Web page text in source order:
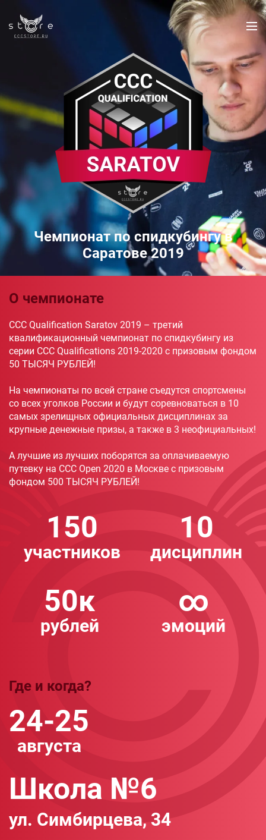
Чемпионат по спидкубингу в
Саратове 2019
О чемпионате
CCC Qualification Saratov 2019 – третий
квалификационный чемпионат по спидкубингу из
серии CCC Qualifications 2019-2020 с призовым фондом
50 ТЫСЯЧ РУБЛЕЙ!
На чемпионаты по всей стране съедутся спортсмены
со всех уголков России и будут соревноваться в 10
самых зрелищных официальных дисциплинах за
крупные денежные призы, а также в 3 неофициальных!
А лучшие из лучших поборятся за оплачиваемую
путевку на CCC Open 2020 в Москве с призовым
фондом 500 ТЫСЯЧ РУБЛЕЙ!
150
участников
10
дисциплин
50к
рублей
∞
эмоций
Где и когда?
24-25
августа
Школа №6
ул. Симбирцева, 34